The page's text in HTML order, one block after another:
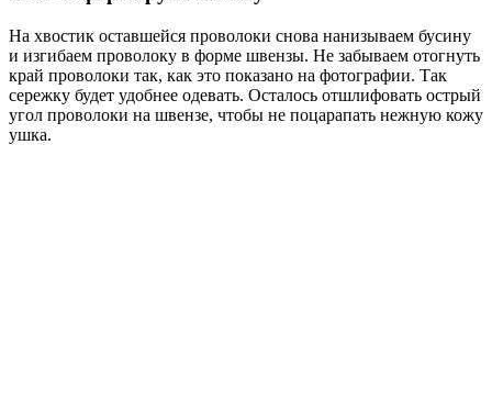
На хвостик оставшейся проволоки снова нанизываем бусину
и изгибаем проволоку в форме швензы. Не забываем отогнуть
край проволоки так, как это показано на фотографии. Так
сережку будет удобнее одевать. Осталось отшлифовать острый
угол проволоки на швензе, чтобы не поцарапать нежную кожу
ушка.